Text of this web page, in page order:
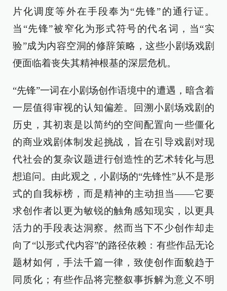
片化调度等外在手段奉为“先锋”的通行证。
当“先锋”被窄化为形式符号的代名词，当“实
验”成为内容空洞的修辞策略，这些小剧场戏剧
便面临着丧失其精神根基的深层危机。
“先锋”一词在小剧场创作语境中的遭遇，暗含着
一层值得审视的认知偏差。回溯小剧场戏剧的
历史，其初衷是以简约的空间配置向一些僵化
的商业戏剧体制发起挑战，旨在引导戏剧对现
代社会的复杂议题进行创造性的艺术转化与思
想追问。由此观之，小剧场的“先锋性”从不是形
式的自我标榜，而是精神的主动担当——它要
求创作者以更为敏锐的触角感知现实，以更具
活力的手段表达洞察。然而当下不少创作却走
向了“以形式代内容”的路径依赖：有些作品无论
题材如何，手法千篇一律，致使创作面貌趋于
同质化；有些作品将完整叙事拆解为意义不明